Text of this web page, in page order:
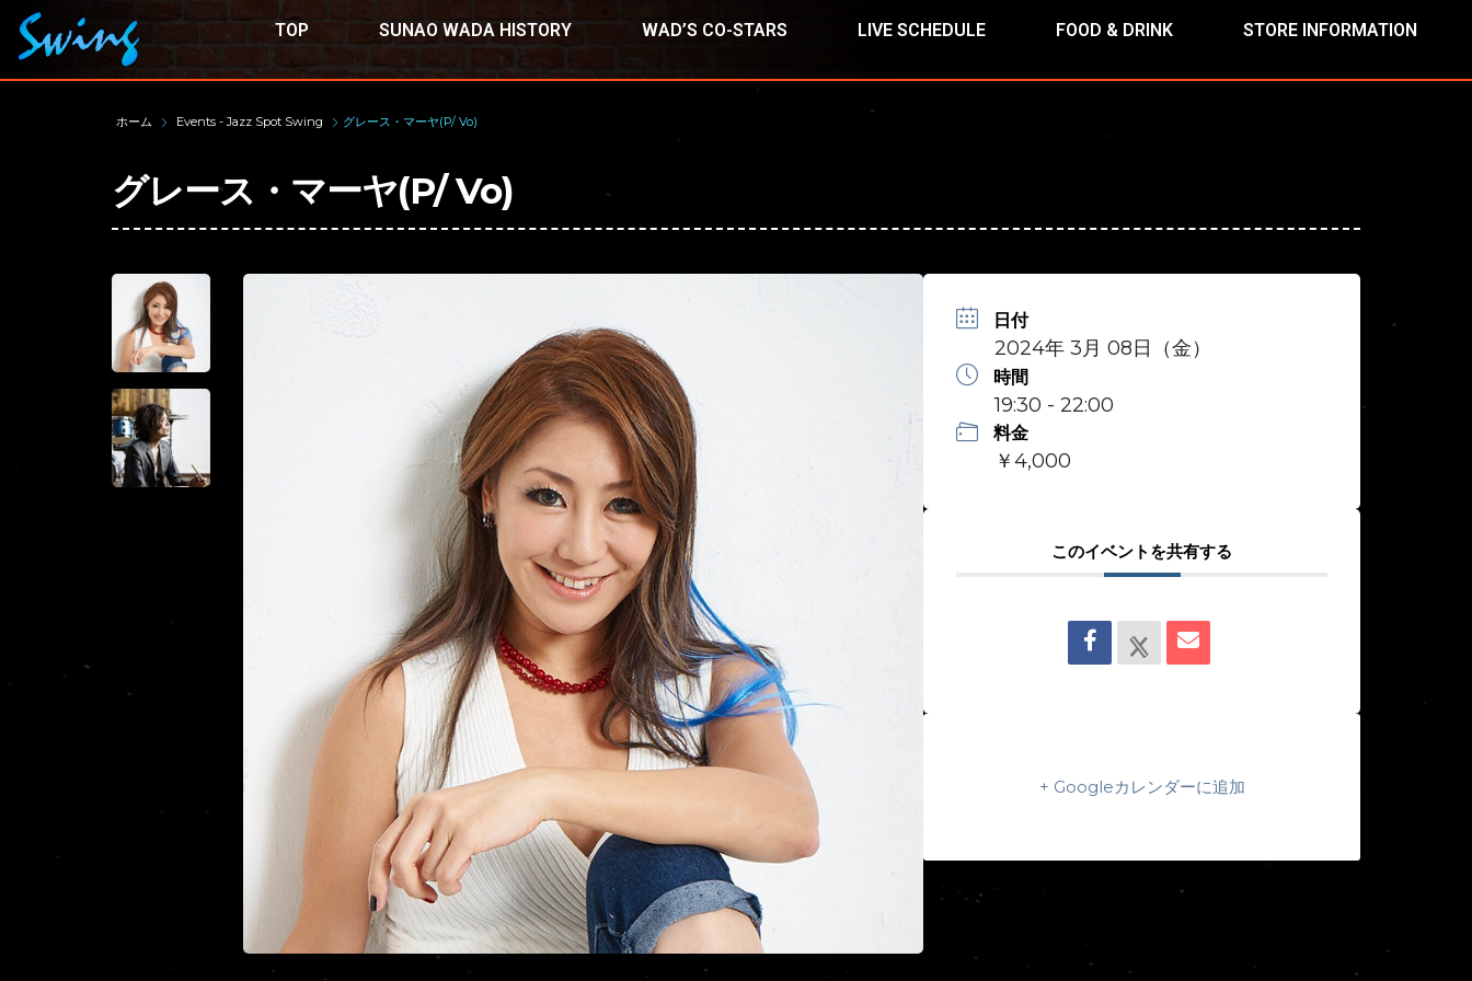
TOP SUNAO WADA HISTORY WAD’S CO-STARS LIVE SCHEDULE FOOD & DRINK STORE INFORMATION
ホーム Events - Jazz Spot Swing グレース・マーヤ(P/ Vo)
グレース・マーヤ(P/ Vo)
日付
2024年 3月 08日（金）
時間
19:30 - 22:00
料金
￥4,000
このイベントを共有する
+ Googleカレンダーに追加